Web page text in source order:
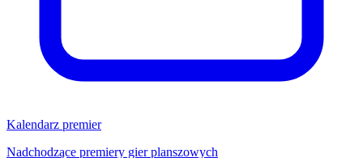
Kalendarz premier
Nadchodzące premiery gier planszowych